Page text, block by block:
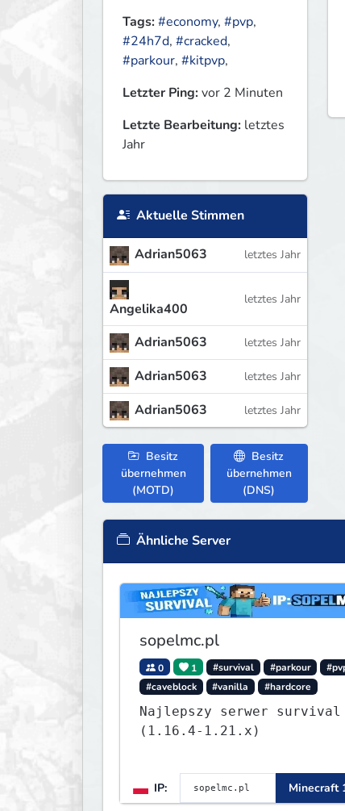
Tags:#economy, #pvp,
#24h7d, #cracked,
#parkour, #kitpvp,
Letzter Ping:vor 2 Minuten
Letzte Bearbeitung: letztes
Jahr
Aktuelle Stimmen
Adrian5063 letztes Jahr
Angelika400
letztes Jahr
Adrian5063 letztes Jahr
Adrian5063 letztes Jahr
Adrian5063 letztes Jahr
Besitz
übernehmen
(MOTD)
Besitz
übernehmen
(DNS)
Ähnliche Server
sopelmc.pl
0 1 #survival #parkour
#caveblock
#vanilla #hardcore
Najlepszy serwer survival
(1.16.4-1.21.x)
IP: Minecraft